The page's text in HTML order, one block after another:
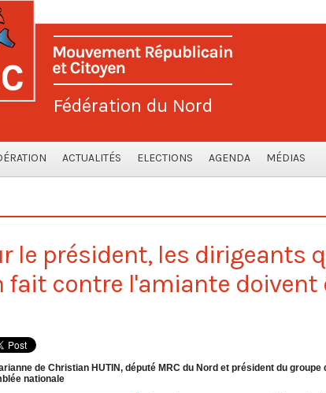
Fédération du Nord
ACTUALITÉS ELECTIONS AGENDA MÉDIAS
le président, les dirigeants
fait contre l'amiante doivent
de Christian HUTIN, député MRC du Nord et président du groupe
nationale